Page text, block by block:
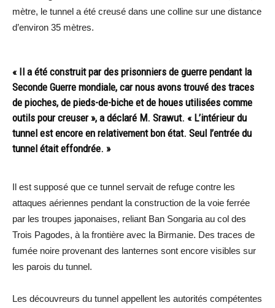
mètre, le tunnel a été creusé dans une colline sur une distance
d’environ 35 mètres.
« Il a été construit par des prisonniers de guerre pendant la
Seconde Guerre mondiale, car nous avons trouvé des traces
de pioches, de pieds-de-biche et de houes utilisées comme
outils pour creuser », a déclaré M. Srawut. « L’intérieur du
tunnel est encore en relativement bon état. Seul l’entrée du
tunnel était effondrée. »
Il est supposé que ce tunnel servait de refuge contre les
attaques aériennes pendant la construction de la voie ferrée
par les troupes japonaises, reliant Ban Songaria au col des
Trois Pagodes, à la frontière avec la Birmanie. Des traces de
fumée noire provenant des lanternes sont encore visibles sur
les parois du tunnel.
Les découvreurs du tunnel appellent les autorités compétentes